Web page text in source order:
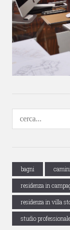
bagni camini
residenza in
residenza in villa
studio professionale